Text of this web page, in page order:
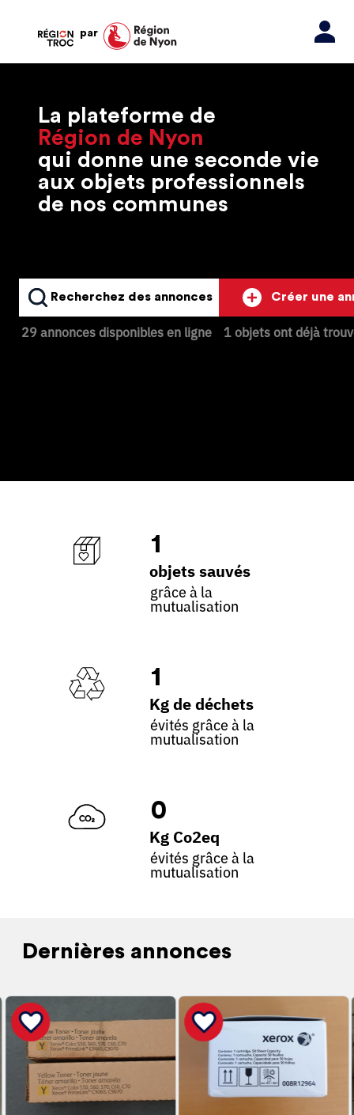
par
La plateforme de
Région de Nyon
qui donne une seconde vie
aux objets professionnels
de nos communes
Recherchez des annonces
29 annonces disponibles en ligne
Créer une
1 objets ont déjà
1
objets sauvés
grâce à la
mutualisation
1
Kg de déchets
évités grâce à la
mutualisation
0
Kg Co2eq
évités grâce à la
mutualisation
Dernières annonces